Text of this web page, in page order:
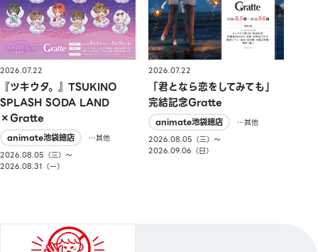
2026.07.22
『ツキウタ。』TSUKINO
SPLASH SODA LAND
×Gratte
animate池袋總店
…其他
2026.08.05（三）〜
2026.08.31（一）
2026.07.22
「君となら恋をしてみても」
完結記念Gratte
animate池袋總店
…其他
2026.08.05（三）〜
2026.09.06（日）